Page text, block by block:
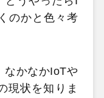
のかと色々考
なかなかIoTや
現状を知りま